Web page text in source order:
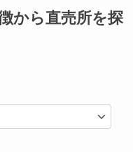
から直売所を探